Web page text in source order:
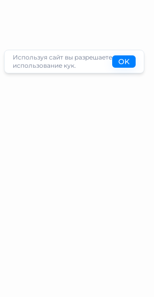
Используя сайт вы разрешаете
использование кук.
OK